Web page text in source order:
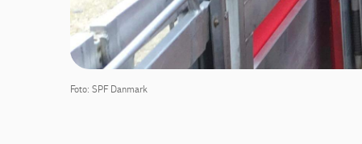
Foto: SPF Danmark